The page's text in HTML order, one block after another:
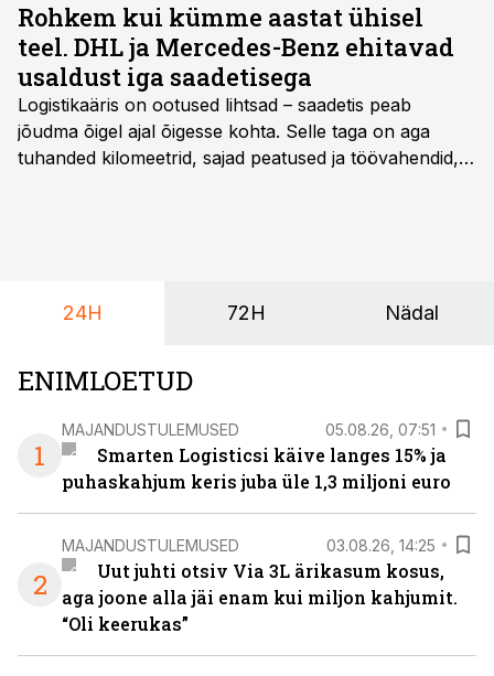
Rohkem kui kümme aastat ühisel
teel. DHL ja Mercedes-Benz ehitavad
usaldust iga saadetisega
Logistikaäris on ootused lihtsad – saadetis peab
jõudma õigel ajal õigesse kohta. Selle taga on aga
tuhanded kilomeetrid, sajad peatused ja töövahendid,
24H 72H Nädal
ENIMLOETUD
1
MAJANDUSTULEMUSED 05.08.26, 07:51
Smarten Logisticsi käive langes 15% ja
puhaskahjum keris juba üle 1,3 miljoni euro
2
MAJANDUSTULEMUSED 03.08.26, 14:25
Uut juhti otsiv Via 3L ärikasum kosus,
aga joone alla jäi enam kui miljon kahjumit.
“Oli keerukas”